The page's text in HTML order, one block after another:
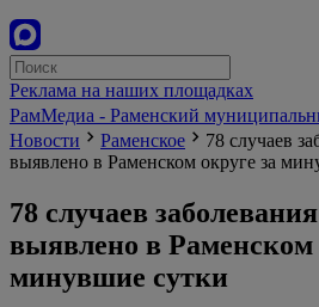
Реклама на наших площадках
РамМедиа - Раменский
Новости
Раменское
78 случаев
выявлено в Раменском округе за
78 случаев
выявлено в Раменском
минувшие сутки